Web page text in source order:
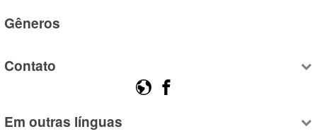
Gêneros
Contato
Em outras línguas